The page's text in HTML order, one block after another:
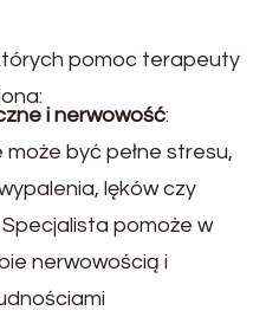
pomoc terapeuty
i nerwowość:
może być pełne stresu,
lęków czy
pomoże w
nerwowością i